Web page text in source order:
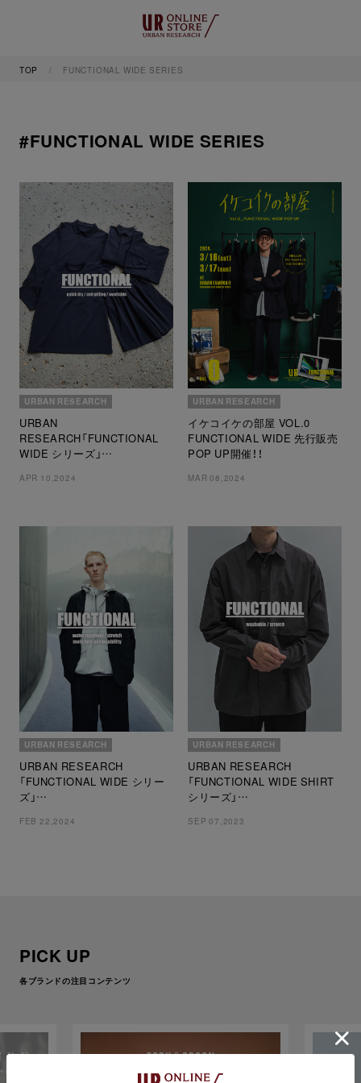
TOP FUNCTIONAL WIDE SERIES
#FUNCTIONAL WIDE SERIES
URBAN RESEARCH
URBAN
RESEARCH「FUNCTIONAL
WIDE シリーズ」
機能性夏ウェア」が予約開始！！
APR 10,2024
URBAN RESEARCH
イケコイケの部屋 VOL.0
FUNCTIONAL WIDE 先行販売
POP UP開催！！
MAR 08,2024
URBAN RESEARCH
URBAN RESEARCH
「FUNCTIONAL WIDE シリー
ズ」
機能性セットアップ」が予約開
FEB 22,2024
URBAN RESEARCH
URBAN RESEARCH
「FUNCTIONAL WIDE SHIRT
シリーズ」
「大人の機能性シャツ」が登場！
SEP 07,2023
PICK UP
各ブランドの注目コンテンツ